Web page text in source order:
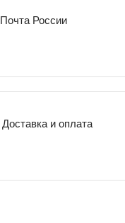
Почта России
Доставка и оплата